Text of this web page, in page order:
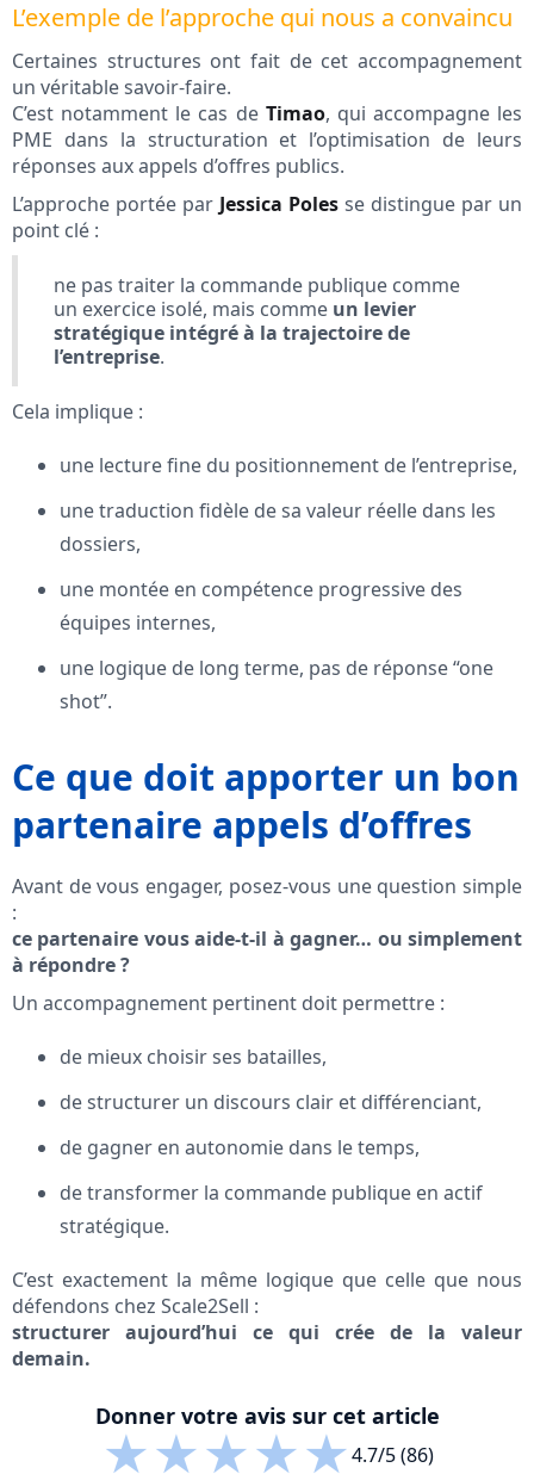
L’exemple de l’approche qui nous a convaincu
Certaines structures ont fait de cet accompagnement
un véritable savoir-faire.
C’est notamment le cas de Timao, qui accompagne les
PME dans la structuration et l’optimisation de leurs
réponses aux appels d’offres publics.
L’approche portée par Jessica Poles se distingue par un
point clé :
ne pas traiter la commande publique comme
un exercice isolé, mais comme un levier
stratégique intégré à la trajectoire de
l’entreprise.
Cela implique :
une lecture fine du positionnement de l’entreprise,
une traduction fidèle de sa valeur réelle dans les
dossiers,
une montée en compétence progressive des
équipes internes,
une logique de long terme, pas de réponse “one
shot”.
Ce que doit apporter un bon
partenaire appels d’offres
Avant de vous engager, posez-vous une question simple
:
ce partenaire vous aide-t-il à gagner… ou simplement
à répondre ?
Un accompagnement pertinent doit permettre :
de mieux choisir ses batailles,
de structurer un discours clair et différenciant,
de gagner en autonomie dans le temps,
de transformer la commande publique en actif
stratégique.
C’est exactement la même logique que celle que nous
défendons chez Scale2Sell :
structurer aujourd’hui ce qui crée de la valeur
demain.
Donner votre avis sur cet article
★★★★★4.7/5 (86)